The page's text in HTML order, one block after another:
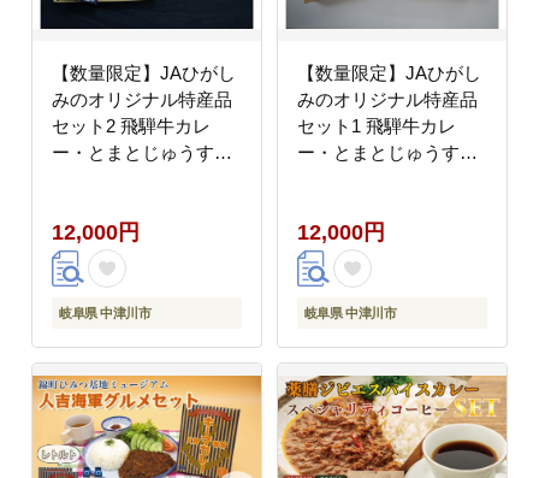
【数量限定】JAひがし
みのオリジナル特産品
セット2 飛騨牛カレ
ー・とまとじゅうす
12,000円
岐阜県 中津川市
【数量限定】JAひがし
みのオリジナル特産品
セット1 飛騨牛カレ
ー・とまとじゅうす・
12,000円
岐阜県 中津川市